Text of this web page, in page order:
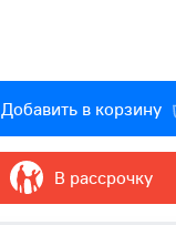
Добавить в корзину
В рассрочку